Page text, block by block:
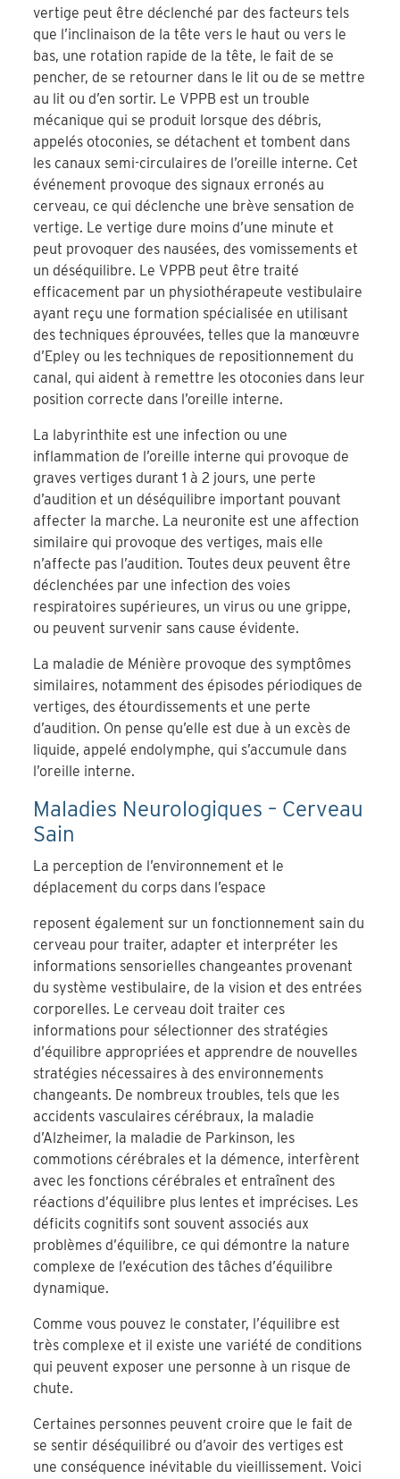
vertige peut être déclenché par des facteurs tels
que l’inclinaison de la tête vers le haut ou vers le
bas, une rotation rapide de la tête, le fait de se
pencher, de se retourner dans le lit ou de se mettre
au lit ou d’en sortir. Le VPPB est un trouble
mécanique qui se produit lorsque des débris,
appelés otoconies, se détachent et tombent dans
les canaux semi-circulaires de l’oreille interne. Cet
événement provoque des signaux erronés au
cerveau, ce qui déclenche une brève sensation de
vertige. Le vertige dure moins d’une minute et
peut provoquer des nausées, des vomissements et
un déséquilibre. Le VPPB peut être traité
efficacement par un physiothérapeute vestibulaire
ayant reçu une formation spécialisée en utilisant
des techniques éprouvées, telles que la manœuvre
d’Epley ou les techniques de repositionnement du
canal, qui aident à remettre les otoconies dans leur
position correcte dans l’oreille interne.
La labyrinthite est une infection ou une
inflammation de l’oreille interne qui provoque de
graves vertiges durant 1 à 2 jours, une perte
d’audition et un déséquilibre important pouvant
affecter la marche. La neuronite est une affection
similaire qui provoque des vertiges, mais elle
n’affecte pas l’audition. Toutes deux peuvent être
déclenchées par une infection des voies
respiratoires supérieures, un virus ou une grippe,
ou peuvent survenir sans cause évidente.
La maladie de Ménière provoque des symptômes
similaires, notamment des épisodes périodiques de
vertiges, des étourdissements et une perte
d’audition. On pense qu’elle est due à un excès de
liquide, appelé endolymphe, qui s’accumule dans
l’oreille interne.
Maladies Neurologiques – Cerveau
Sain
La perception de l’environnement et le
déplacement du corps dans l’espace
reposent également sur un fonctionnement sain du
cerveau pour traiter, adapter et interpréter les
informations sensorielles changeantes provenant
du système vestibulaire, de la vision et des entrées
corporelles. Le cerveau doit traiter ces
informations pour sélectionner des stratégies
d’équilibre appropriées et apprendre de nouvelles
stratégies nécessaires à des environnements
changeants. De nombreux troubles, tels que les
accidents vasculaires cérébraux, la maladie
d’Alzheimer, la maladie de Parkinson, les
commotions cérébrales et la démence, interfèrent
avec les fonctions cérébrales et entraînent des
réactions d’équilibre plus lentes et imprécises. Les
déficits cognitifs sont souvent associés aux
problèmes d’équilibre, ce qui démontre la nature
complexe de l’exécution des tâches d’équilibre
dynamique.
Comme vous pouvez le constater, l’équilibre est
très complexe et il existe une variété de conditions
qui peuvent exposer une personne à un risque de
chute.
Certaines personnes peuvent croire que le fait de
se sentir déséquilibré ou d’avoir des vertiges est
une conséquence inévitable du vieillissement. Voici